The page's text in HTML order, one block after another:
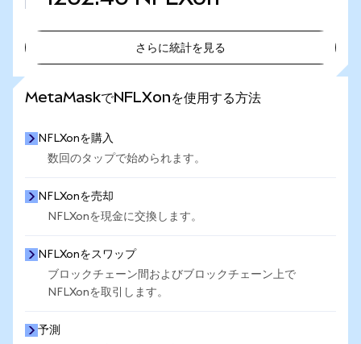
さらに統計を見る
MetaMaskでNFLXonを使用する方法
NFLXonを購入
数回のタップで始められます。
NFLXonを売却
NFLXonを現金に交換します。
NFLXonをスワップ
ブロックチェーン間およびブロックチェーン上で
NFLXonを取引します。
予測